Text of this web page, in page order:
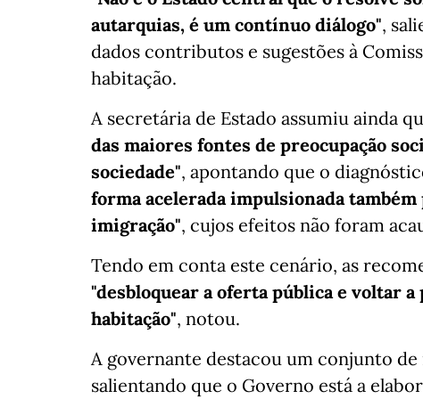
autarquias, é um contínuo diálogo",
dados contributos e sugestões à
habitação.
A secretária de Estado assumiu ainda
das maiores fontes de preocupação
sociedade", apontando que o
forma acelerada impulsionada
imigração", cujos efeitos não foram
Tendo em conta este cenário, as
"desbloquear a oferta pública e voltar
habitação", notou.
A governante destacou um conjunto de
salientando que o Governo está a